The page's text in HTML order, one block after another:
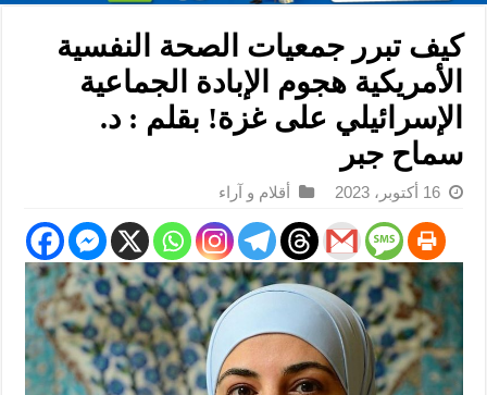
كيف تبرر جمعيات الصحة النفسية
الأمريكية هجوم الإبادة الجماعية
الإسرائيلي على غزة! بقلم : د.
سماح جبر
16 أكتوبر، 2023 أقلام و آراء